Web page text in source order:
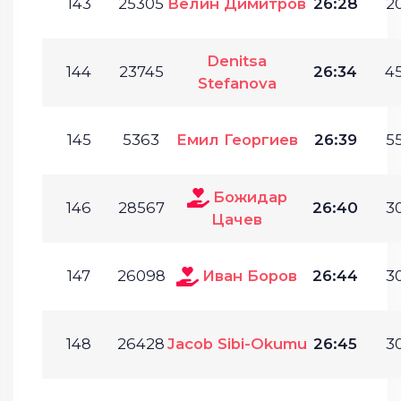
144 23745
Denitsa
Stefanova
26:34
145 5363 Емил Георгиев 26:39
146 28567
Божидар
Цачев
26:40
147 26098 Иван Боров 26:44
148 26428 Jacob Sibi-Okumu 26:45